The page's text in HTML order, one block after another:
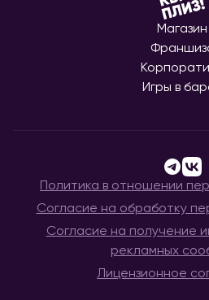
Магазин
Игры в
Политика в отношении
Согласие на обработку
Согласие на получение
рекламных
Лицензионное